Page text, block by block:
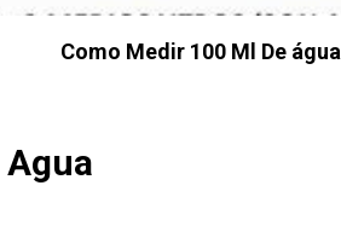
Como Medir 100 Ml De água